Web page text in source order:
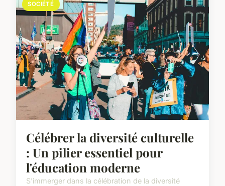
SOCIÉTÉ
Célébrer la diversité culturelle
: Un pilier essentiel pour
l'éducation moderne
S'immerger dans la célébration de la diversité